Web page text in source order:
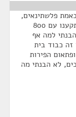
פלשתינאים,
ואז הלכו שתי חברות והגישו את הבג"צ ונתקענו עם 800
למה אף
כבוד בית
הפירות
לא הבנתי מה